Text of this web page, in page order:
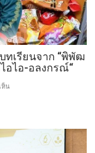
เสริม
การ
ค้า
อาเซียน
ผนึก
เอฟเค
ฟ
ทเรียนจาก “พิพัฒ
ไอไอ-อลงกรณ์“
ห็น
นวัตกรรม